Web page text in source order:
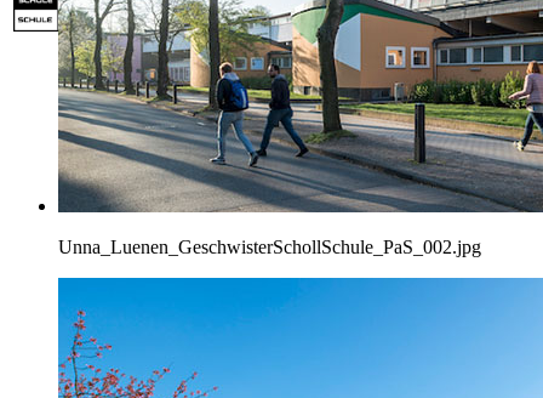
Unna_Luenen_GeschwisterSchollSchule_PaS_002.jpg